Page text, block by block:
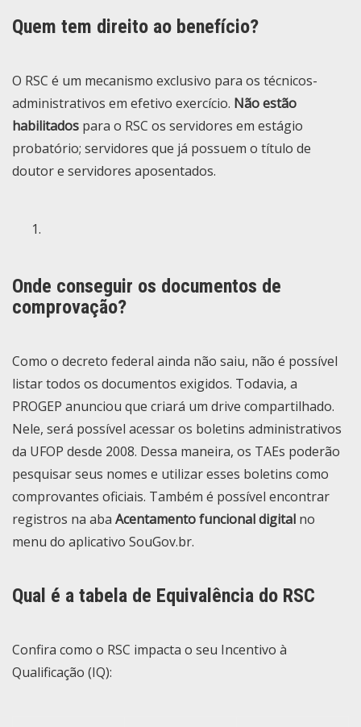
Quem tem direito ao benefício?
O RSC é um mecanismo exclusivo para os técnicos-
administrativos em efetivo exercício. Não estão
habilitados para o RSC os servidores em estágio
probatório; servidores que já possuem o título de
doutor e servidores aposentados.
Onde conseguir os documentos de
comprovação?
Como o decreto federal ainda não saiu, não é possível
listar todos os documentos exigidos. Todavia, a
PROGEP anunciou que criará um drive compartilhado.
Nele, será possível acessar os boletins administrativos
da UFOP desde 2008. Dessa maneira, os TAEs poderão
pesquisar seus nomes e utilizar esses boletins como
comprovantes oficiais. Também é possível encontrar
registros na aba Acentamento funcional digital no
menu do aplicativo SouGov.br.
Qual é a tabela de Equivalência do RSC
Confira como o RSC impacta o seu Incentivo à
Qualificação (IQ):